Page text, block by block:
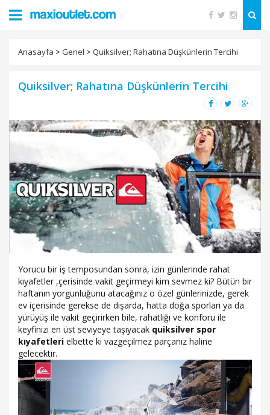
Anasayfa > Genel > Quiksilver; Rahatına Düşkünlerin Tercihi
Quiksilver; Rahatına Düşkünlerin Tercihi
Yorucu bir iş temposundan sonra, izin günlerinde rahat
kıyafetler ,çerisinde vakit geçirmeyi kim sevmez ki? Bütün bir
haftanın yorgunluğunu atacağınız o özel günlerinizde, gerek
ev içerisinde gerekse de dışarda, hatta doğa sporları ya da
yürüyüş ile vakit geçirirken bile, rahatlığı ve konforu ile
keyfinizi en üst seviyeye taşıyacak quiksilver spor
kıyafetleri elbette ki vazgeçilmez parçanız haline
gelecektir.